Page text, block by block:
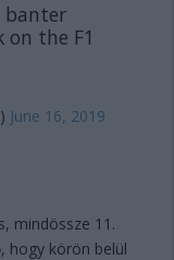
banter
on the F1
June 16, 2019
mindössze 11.
hogy körön belül